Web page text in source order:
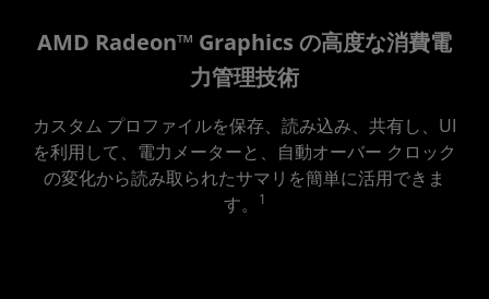
AMD Radeon™ Graphics の高度な消費電
力管理技術
カスタム プロファイルを保存、読み込み、共有し、UI
を利用して、電力メーターと、自動オーバー クロック
の変化から読み取られたサマリを簡単に活用できま
す。
1